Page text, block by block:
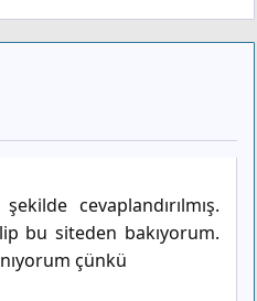
cevaplandırılmış.
bu siteden bakıyorum.
çünkü